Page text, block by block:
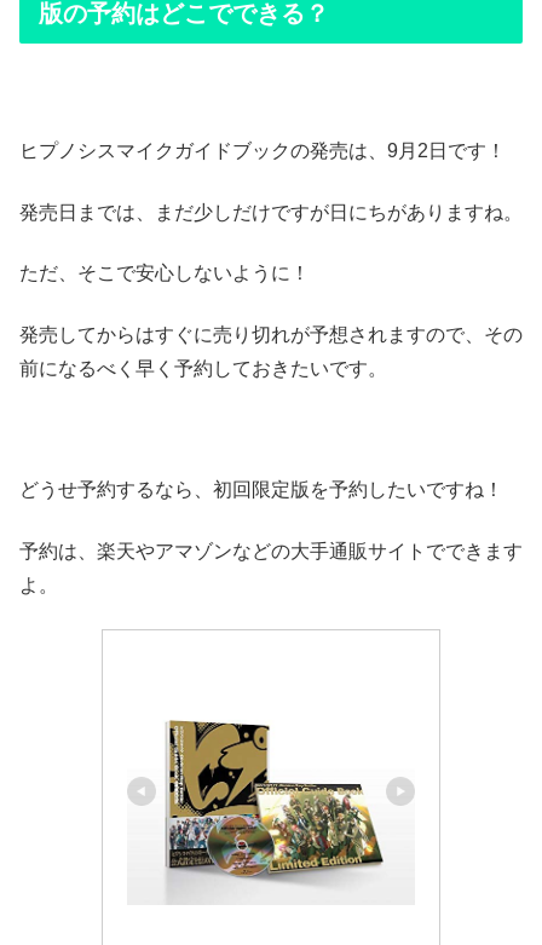
版の予約はどこでできる？
ヒプノシスマイクガイドブックの発売は、9月2日です！
発売日までは、まだ少しだけですが日にちがありますね。
ただ、そこで安心しないように！
発売してからはすぐに売り切れが予想されますので、その
前になるべく早く予約しておきたいです。
どうせ予約するなら、初回限定版を予約したいですね！
予約は、楽天やアマゾンなどの大手通販サイトでできます
よ。